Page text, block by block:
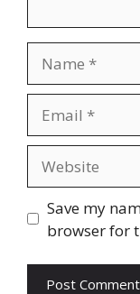
Save my
browser for